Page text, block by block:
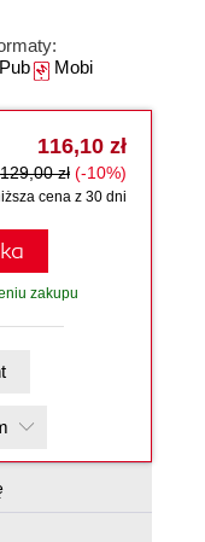
Mobi
116,10 zł
129,00 zł (-10%)
cena z 30 dni
zakupu